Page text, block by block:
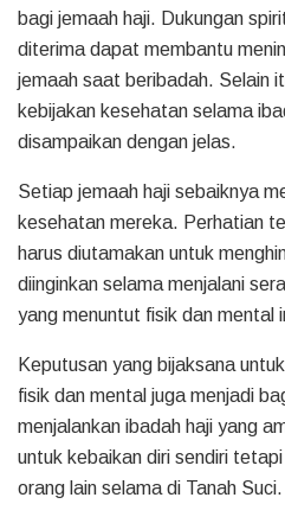
bagi jemaah haji. Dukungan
diterima dapat membantu
jemaah saat beribadah. Selain
kebijakan kesehatan selama
disampaikan dengan jelas.
Setiap jemaah haji sebaiknya
kesehatan mereka. Perhatian
harus diutamakan untuk
diinginkan selama menjalani
yang menuntut fisik dan mental
Keputusan yang bijaksana
fisik dan mental juga menjadi
menjalankan ibadah haji yang
untuk kebaikan diri sendiri
orang lain selama di Tanah Suci.